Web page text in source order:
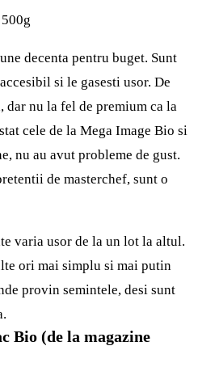
decenta pentru buget. Sunt
si le gasesti usor. De
dar nu la fel de premium ca la
cele de la Mega Image Bio si
nu au avut probleme de gust.
de masterchef, sunt o
varia usor de la un lot la altul.
ori mai simplu si mai putin
provin semintele, desi sunt
Bio (de la magazine